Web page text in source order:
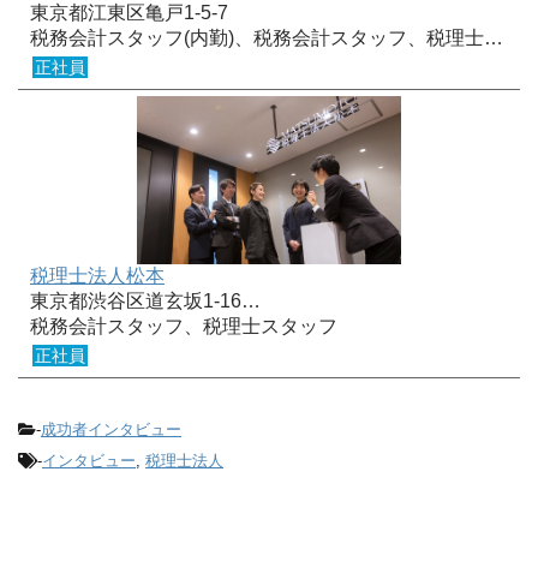
東京都江東区亀戸1-5-7
税務会計スタッフ(内勤)、税務会計スタッフ、税理士…
正社員
税理士法人松本
東京都渋谷区道玄坂1-16…
税務会計スタッフ、税理士スタッフ
正社員
-成功者インタビュー
-インタビュー 税理士法人